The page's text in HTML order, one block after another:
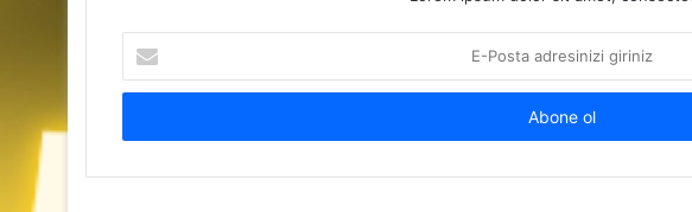
Posta
adresinizi